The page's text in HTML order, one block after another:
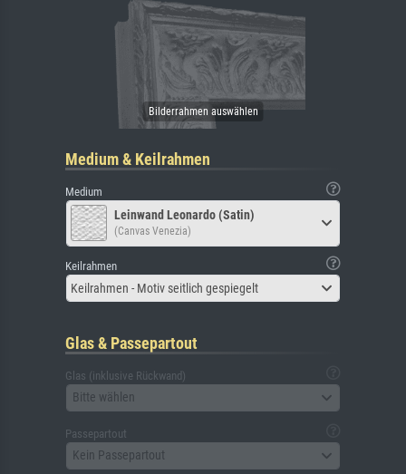
Medium & Keilrahmen
Medium
Leinwand Leonardo (Satin)
(Canvas Venezia)
Keilrahmen
Keilrahmen - Motiv seitlich gespiegelt
Glas & Passepartout
Glas (inklusive Rückwand)
Bitte wählen
Passepartout
Kein Passepartout